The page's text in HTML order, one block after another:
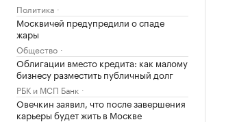
Политика
Москвичей предупредили о спаде
жары
Общество
Облигации вместо кредита: как малому
бизнесу разместить публичный долг
РБК и МСП Банк
Овечкин заявил, что после завершения
карьеры будет жить в Москве